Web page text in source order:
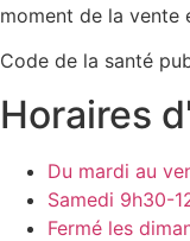
moment de la vente
Code de la santé
Horaires
Du mardi au
Samedi 9h30-
Fermé les